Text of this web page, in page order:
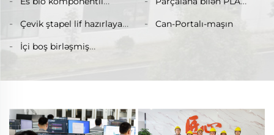
(PSF) İstehsal Zavodu
Bərk Polyester Ştapel
Maşın
Qarğıdalı Lif Hazırlayan
Çevik ştapel lif hazırlayan
içi boş, həm də bərk lif
Can-Portalı-maşın
İçi boş birləşmiş